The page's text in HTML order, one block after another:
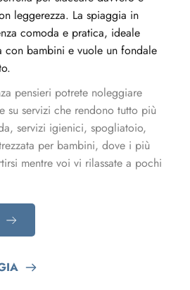
leggerezza. La spiaggia in
comoda e pratica, ideale
con bambini e vuole un fondale
pensieri potrete noleggiare
su servizi che rendono tutto più
servizi igienici, spogliatoio,
per bambini, dove i più
mentre voi vi rilassate a pochi